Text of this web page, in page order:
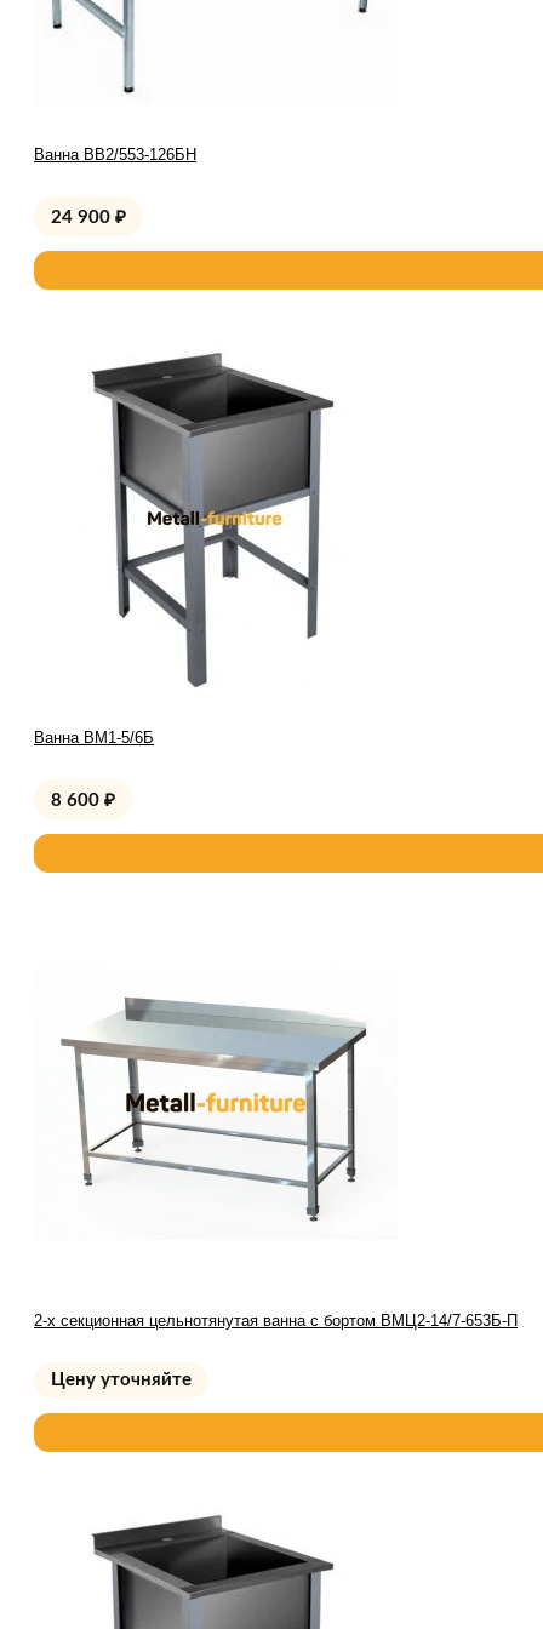
Ванна ВВ2/553-126БН
24 900 ₽
Ванна ВМ1-5/6Б
8 600 ₽
2-х секционная цельнотянутая ванна с бортом ВМЦ2-14/7-653Б-П
Цену уточняйте